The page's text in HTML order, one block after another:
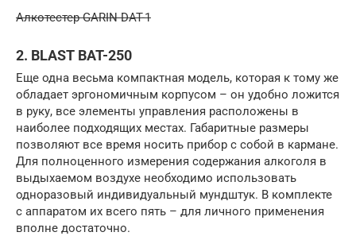
Алкотестер GARIN DAT-1
2. BLAST BAT-250
Еще одна весьма компактная модель, которая к тому же
обладает эргономичным корпусом – он удобно ложится
в руку, все элементы управления расположены в
наиболее подходящих местах. Габаритные размеры
позволяют все время носить прибор с собой в кармане.
Для полноценного измерения содержания алкоголя в
выдыхаемом воздухе необходимо использовать
одноразовый индивидуальный мундштук. В комплекте
с аппаратом их всего пять – для личного применения
вполне достаточно.